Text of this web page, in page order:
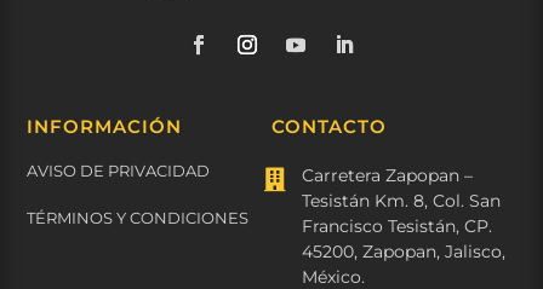
INFORMACIÓN
AVISO DE PRIVACIDAD
TÉRMINOS Y CONDICIONES
CONTACTO

Carretera Zapopan –
Tesistán Km. 8, Col. San
Francisco Tesistán, CP.
45200, Zapopan, Jalisco,
México.